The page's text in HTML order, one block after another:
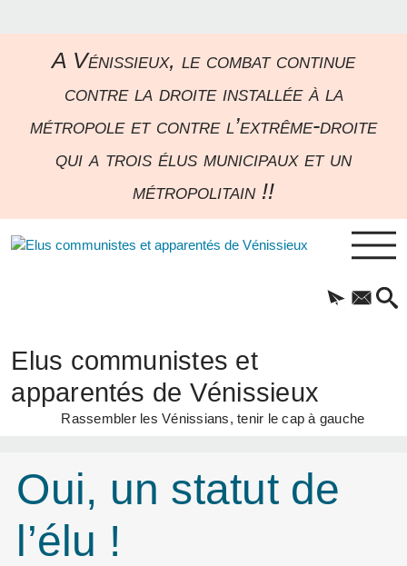
A Vénissieux, le combat continue
contre la droite installée à la
métropole et contre l’extrême-droite
qui a trois élus municipaux et un
métropolitain !!
Elus communistes et
apparentés de Vénissieux
Rassembler les Vénissians, tenir le cap à gauche
Oui, un statut de
l’élu !